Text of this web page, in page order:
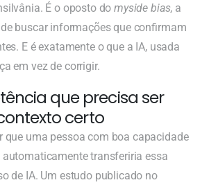
É o oposto domyside bias, a
buscar informações que confirmam
E é exatamente o que a IA, usada
em vez de corrigir.
que precisa ser
certo
que uma pessoa com boa capacidade
transferiria essa
de IA. Um estudo publicado no